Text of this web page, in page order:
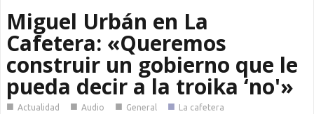
Miguel Urbán en La
Cafetera: «Queremos
construir un gobierno que le
pueda decir a la troika ‘no'»
■ Actualidad ■ Audio ■ General ■ La cafetera